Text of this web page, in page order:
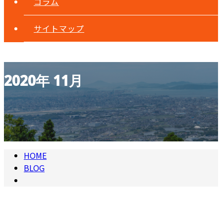
サイトマップ
2020年 11月
HOME
BLOG